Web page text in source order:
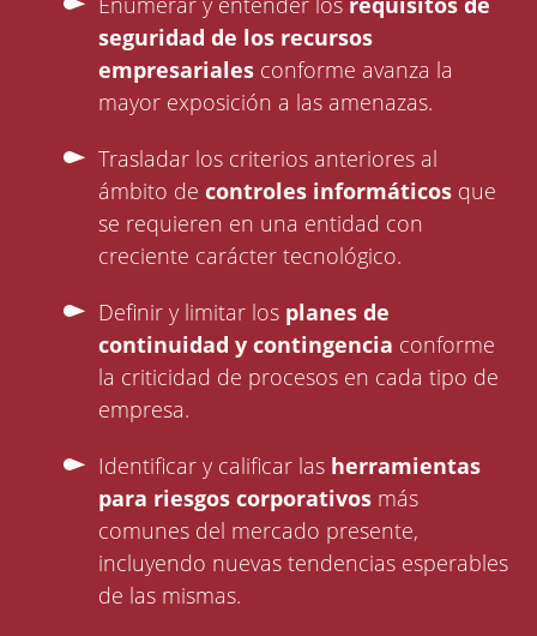
seguridad de los recursos
empresariales conforme avanza la
mayor exposición a las amenazas.
Trasladar los criterios anteriores al
ámbito decontroles informáticos que
se requieren en una entidad con
creciente carácter tecnológico.
Definir y limitar los planes de
continuidad y contingencia conforme
la criticidad de procesos en cada tipo de
empresa.
Identificar y calificar las herramientas
para riesgos corporativos más
comunes del mercado presente,
incluyendo nuevas tendencias esperables
de las mismas.